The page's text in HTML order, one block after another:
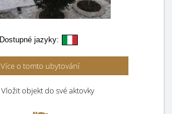
Dostupné jazyky:
Více o tomto ubytování
Vložit objekt do své aktovky